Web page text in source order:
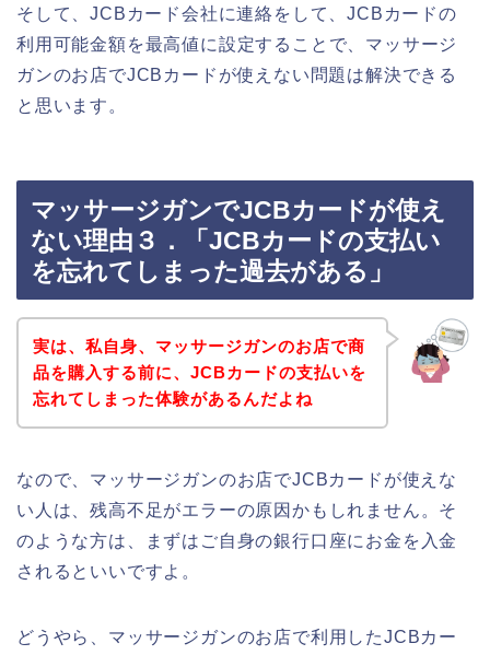
そして、JCBカード会社に連絡をして、JCBカードの
利用可能金額を最高値に設定することで、マッサージ
ガンのお店でJCBカードが使えない問題は解決できる
と思います。
マッサージガンでJCBカードが使え
ない理由３．「JCBカードの支払い
を忘れてしまった過去がある」
実は、私自身、マッサージガンのお店で商
品を購入する前に、JCBカードの支払いを
忘れてしまった体験があるんだよね
なので、マッサージガンのお店でJCBカードが使えな
い人は、残高不足がエラーの原因かもしれません。そ
のような方は、まずはご自身の銀行口座にお金を入金
されるといいですよ。
どうやら、マッサージガンのお店で利用したJCBカー